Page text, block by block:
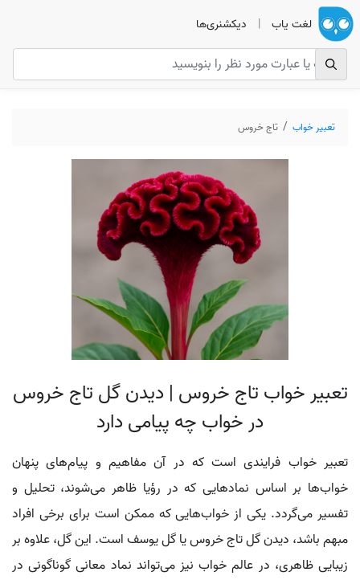
لغت یاب | دیکشنری‌ها
تعبیر خواب تاج خروس
تعبیر خواب تاج خروس | دیدن گل تاج خروس
در خواب چه پیامی دارد
تعبیر خواب فرایندی است که در آن مفاهیم و پیام‌های پنهان
خواب‌ها بر اساس نمادهایی که در رؤیا ظاهر می‌شوند، تحلیل و
تفسیر می‌گردد. یکی از خواب‌هایی که ممکن است برای برخی افراد
مبهم باشد، دیدن گل تاج خروس یا گل یوسف است. این گل، علاوه بر
زیبایی ظاهری، در عالم خواب نیز می‌تواند نماد معانی گوناگونی در